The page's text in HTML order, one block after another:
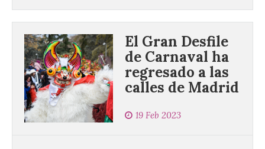
El Gran Desfile
de Carnaval ha
regresado a las
calles de Madrid
19 Feb 2023
La decimoctava fotografía
de León de…viaje nos llega
desde la sede del
Parlamento Europeo en
Estrasburgo.
7 Ago 2026